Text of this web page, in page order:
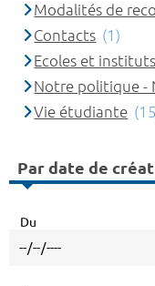
Modalités de
Contacts (1)
Ecoles et instituts
Notre politique -
Vie étudiante
Par date de
Du